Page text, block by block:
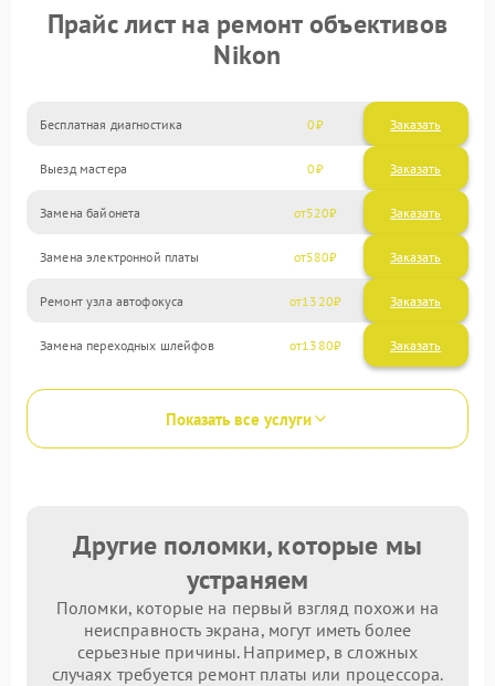
Прайс лист на ремонт объективов
Nikon
Бесплатная диагностика 0 Заказать
Выезд мастера 0 Заказать
Замена байонета 520
Замена электронной платы 580
Ремонт узла автофокуса 1320
Замена переходных шлейфов 1380
Показать все услуги
Другие поломки, которые мы
устраняем
Поломки, которые на первый взгляд похожи на
неисправность экрана, могут иметь более
серьезные причины. Например, в сложных
случаях требуется ремонт платы или процессора.